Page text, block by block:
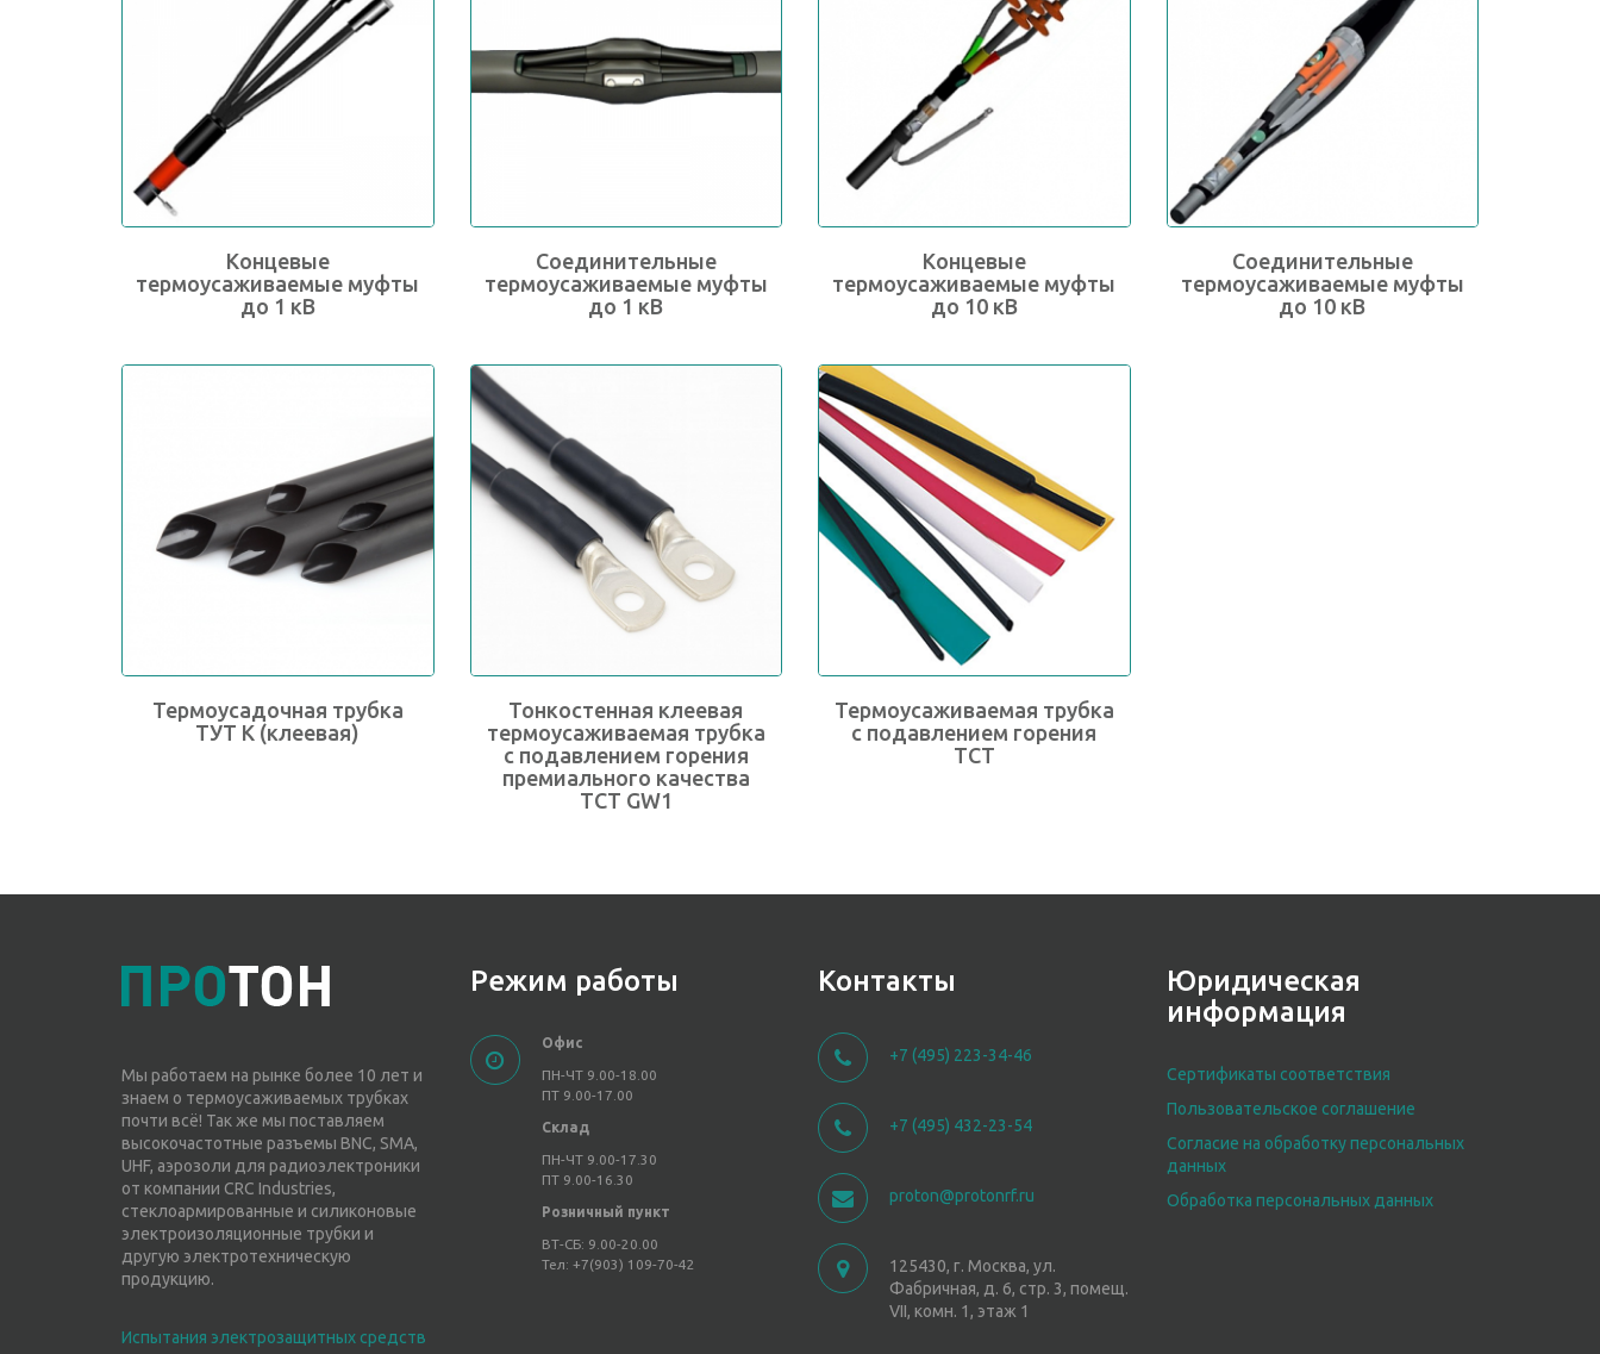
Концевые
термоусаживаемые муфты
до 1 кВ
Соединительные
термоусаживаемые муфты
до 1 кВ
Концевые
термоусаживаемые муфты
до 10 кВ
Соединительные
термоусаживаемые муфты
до 10 кВ
Термоусадочная трубка
ТУТ К (клеевая)
Тонкостенная клеевая
термоусаживаемая трубка
с подавлением горения
премиального качества
TCT GW1
Термоусаживаемая трубка
с подавлением горения
ТСТ
Мы работаем на рынке более 10 лет и
знаем о термоусаживаемых трубках
почти всё! Так же мы поставляем
высокочастотные разъемы BNC, SMA,
UHF, аэрозоли для радиоэлектроники
от компании CRC Industries,
стеклоармированные и силиконовые
электроизоляционные трубки и
другую электротехническую
продукцию.
Испытания электрозащитных средств
Режим работы
Офис
ПН-ЧТ 9.00-18.00
ПТ 9.00-17.00
Склад
ПН-ЧТ 9.00-17.30
ПТ 9.00-16.30
Розничный пункт
ВТ-СБ: 9.00-20.00
Тел: +7(903) 109-70-42
Контакты
+7 (495) 223-34-46
+7 (495) 432-23-54
proton@protonrf.ru
125430, г. Москва, ул.
Фабричная, д. 6, стр. 3, помещ.
VII, комн. 1, этаж 1
Юридическая
информация
Сертификаты соответствия
Пользовательское соглашение
Согласие на обработку персональных
данных
Обработка персональных данных